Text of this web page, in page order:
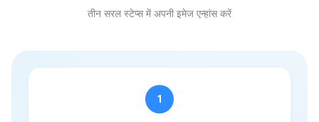
तीन सरल स्टेप्स में अपनी इमेज एन्हांस करें
1